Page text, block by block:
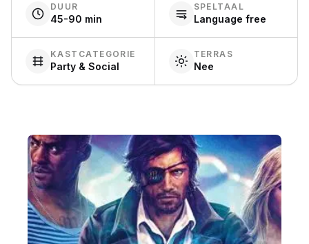
DUUR
45-90 min
SPELTAAL
Language free
KASTCATEGORIE
Party & Social
TERRAS
Nee